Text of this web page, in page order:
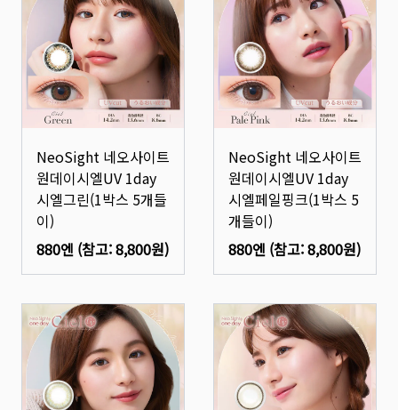
NeoSight 네오사이트
원데이시엘UV 1day
시엘그린(1박스 5개들
이)
880엔 (참고:8,800원)
NeoSight 네오사이트
원데이시엘UV 1day
시엘페일핑크(1박스 5
개들이)
880엔 (참고:8,800원)